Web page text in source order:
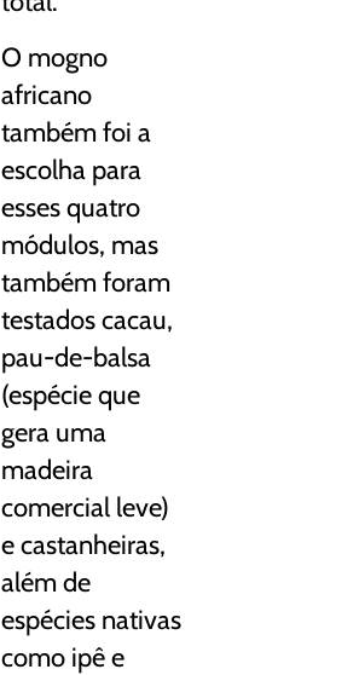
O mogno
africano
também foi a
escolha para
esses quatro
módulos, mas
também foram
testados cacau,
pau-de-balsa
(espécie que
gera uma
madeira
comercial leve)
e castanheiras,
além de
espécies nativas
como ipê e